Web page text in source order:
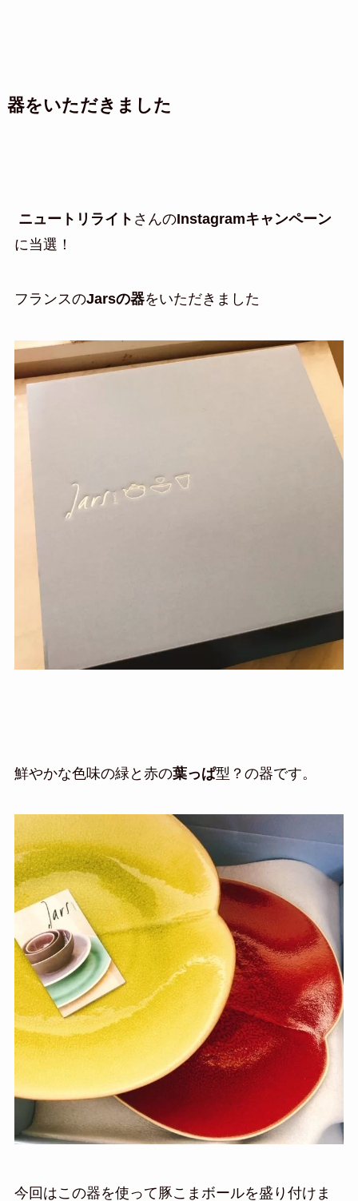
器をいただきました
ニュートリライト さんのInstagramキャンペーン
に当選！
フランスのJarsの器をいただきました
鮮やかな色味の緑と赤の葉っぱ型？の器です。
今回はこの器を使って豚こまボールを盛り付けま